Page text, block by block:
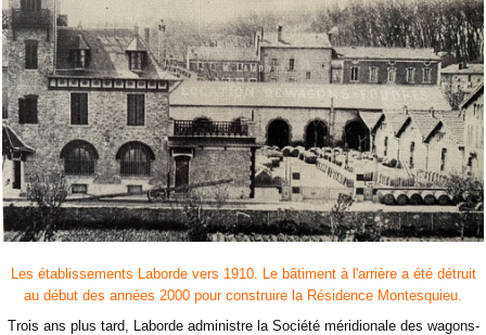
Les établissements Laborde vers 1910. Le bâtiment à l'arrière a été détruit
au début des années 2000 pour construire la Résidence Montesquieu.
Trois ans plus tard, Laborde administre la Société méridionale des wagons-